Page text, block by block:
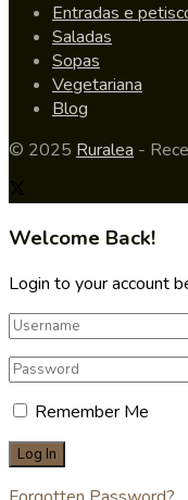
Entradas e
Saladas
Sopas
Vegetariana
Blog
© 2025 Ruralea -
Welcome Back!
Login to your account
Remember Me